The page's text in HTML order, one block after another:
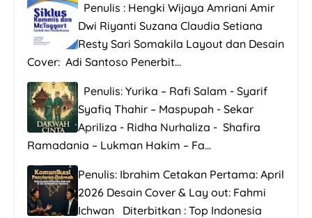
Penulis : Hengki Wijaya Amriani Amir
Dwi Riyanti Suzana Claudia Setiana
Resty Sari Somakila Layout dan Desain
Cover: Adi Santoso Penerbit...
Penulis: Yurika – Rafi Salam - Syarif
Syafiq Thahir – Maspupah - Sekar
Apriliza - Ridha Nurhaliza - Shafira
Ramadania – Lukman Hakim – Fa...
Penulis: Ibrahim Cetakan Pertama: April
2026 Desain Cover & Lay out: Fahmi
Ichwan Diterbitkan : Top Indonesia